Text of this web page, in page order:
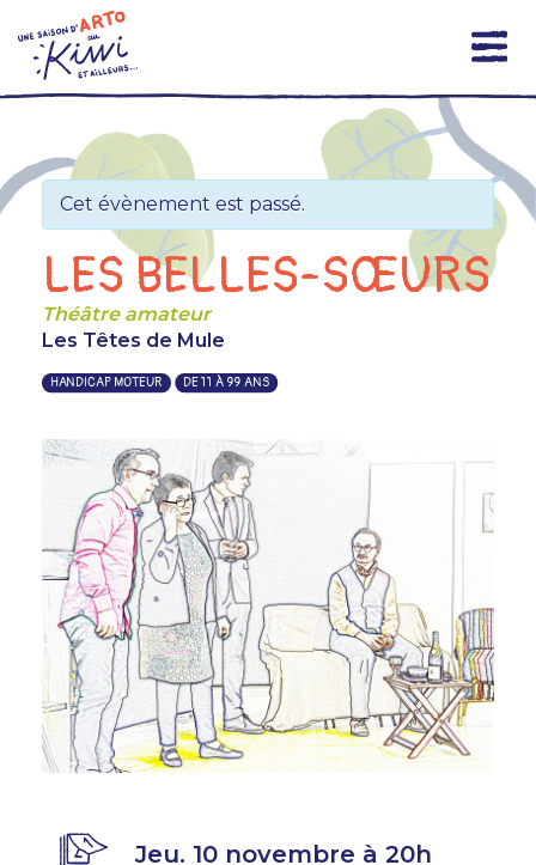
to
content
Cet évènement est passé.
LES BELLES-SŒURS
Théâtre amateur
Les Têtes de Mule
HANDICAP MOTEUR DE 11 À 99 ANS
Jeu. 10 novembre à 20h